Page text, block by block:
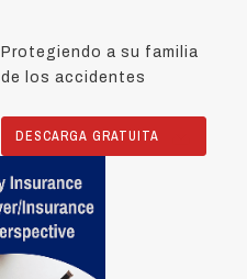
Protegiendo a su familia
de los accidentes
DESCARGA GRATUITA